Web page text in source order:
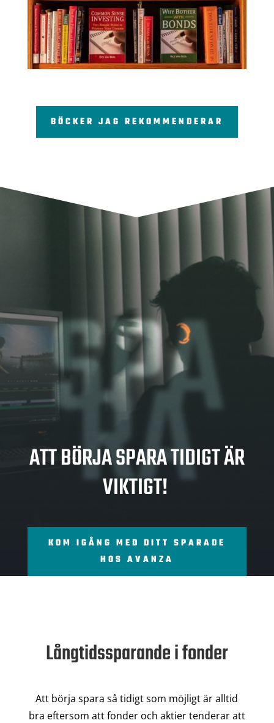
BÖCKER JAG REKOMMENDERAR
SPA
RA
ATT BÖRJA SPARA TIDIGT ÄR
VIKTIGT!
KOM IGÅNG MED DITT SPARADE
HOS AVANZA
Långtidssparande i fonder
Att börja spara så tidigt som möjligt är alltid
bra eftersom att fonder och aktier tenderar att